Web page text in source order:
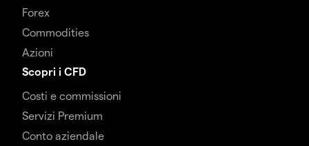
Forex
Commodities
Azioni
Scopri i CFD
Costi e commissioni
Servizi Premium
Conto aziendale